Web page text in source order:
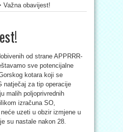
Važna obavijest!
od strane APPRRR-
sve potencijalne
kotara koji se
natječaj za tip operacije
malih poljoprivrednih
izračuna SO,
uzeti u obzir izmjene u
su nastale nakon 28.